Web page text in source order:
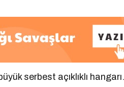
serbest açıklıklı hangarı.